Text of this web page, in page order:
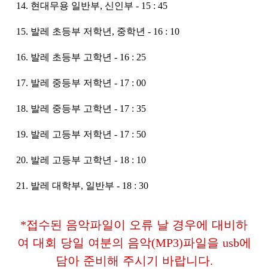
14. 현대무용 일반부, 신인부 - 15 : 45
15. 발레 초등부 저학년, 중학년 - 16 : 10
16. 발레 초등부 고학년 - 16 : 25
17. 발레 중등부 저학년 - 17 : 00
18. 발레 중등부 고학년 - 17 : 35
19. 발레 고등부 저학년 - 17 : 50
20. 발레 고등부 고학년 - 18 : 10
21. 발레 대학부, 일반부 - 18 : 30
*접수된 음악파일이 오류 날 경우에 대비하
여 대회 당일 여분의 음악(MP3)파일을 usb에
담아 준비해 주시기 바랍니다.